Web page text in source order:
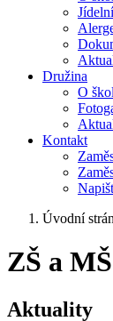
Družina
O
Kontakt
Úvodní
ZŠ a
Aktuality